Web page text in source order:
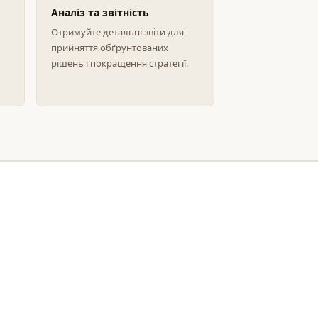
Аналіз та звітність
Отримуйте детальні звіти для
прийняття обґрунтованих
рішень і покращення стратегії.